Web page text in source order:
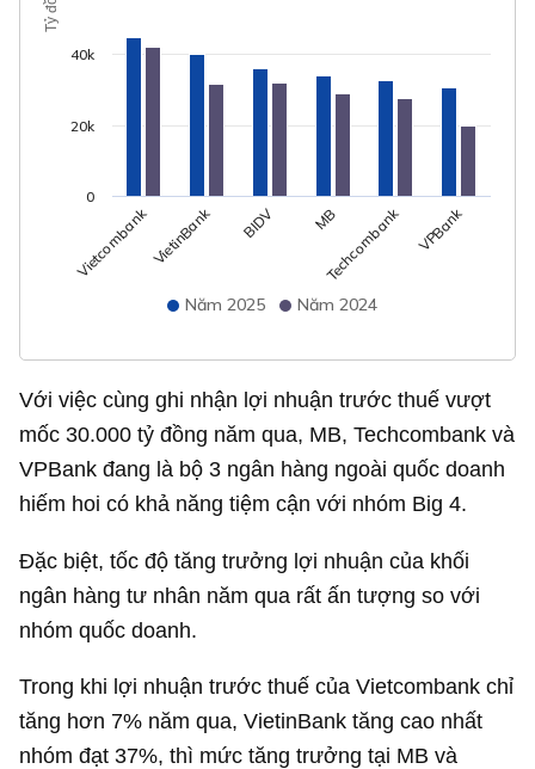
Năm 2025 Năm 2024
VietcombankVietinBank BIDV MB
Techcombank VPBank
0
20k
40k
Với việc cùng ghi nhận lợi nhuận trước thuế vượt
mốc 30.000 tỷ đồng năm qua, MB, Techcombank và
VPBank đang là bộ 3 ngân hàng ngoài quốc doanh
hiếm hoi có khả năng tiệm cận với nhóm Big 4.
Đặc biệt, tốc độ tăng trưởng lợi nhuận của khối
ngân hàng tư nhân năm qua rất ấn tượng so với
nhóm quốc doanh.
Trong khi lợi nhuận trước thuế của Vietcombank chỉ
tăng hơn 7% năm qua, VietinBank tăng cao nhất
nhóm đạt 37%, thì mức tăng trưởng tại MB và